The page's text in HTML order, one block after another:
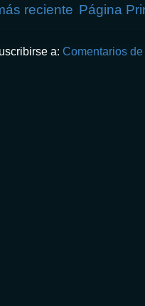
reciente Página
a: Comentarios